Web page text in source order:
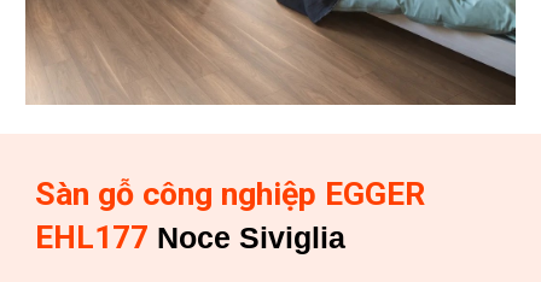
Sàn gỗ công nghiệp EGGER
EHL177 Noce Siviglia